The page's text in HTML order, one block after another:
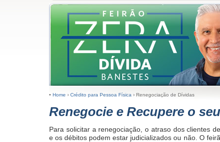
• Home › Crédito para Pessoa Física › Renegociação de Dívidas
Renegocie e Recupere o
Para solicitar a renegociação, o atraso dos clientes
e os débitos podem estar judicializados ou não. O